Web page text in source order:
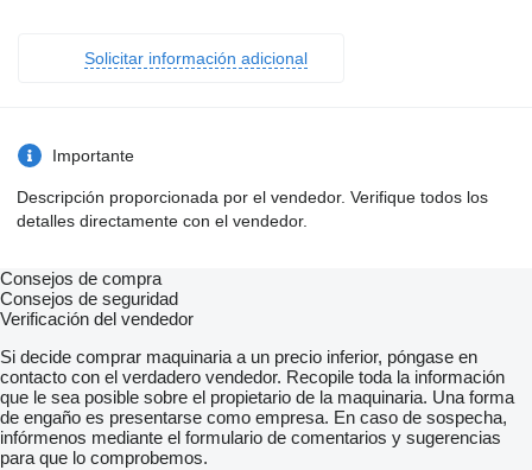
Solicitar información adicional
Importante
Descripción proporcionada por el vendedor. Verifique todos los
detalles directamente con el vendedor.
Consejos de compra
Consejos de seguridad
Verificación del vendedor
Si decide comprar maquinaria a un precio inferior, póngase en
contacto con el verdadero vendedor. Recopile toda la información
que le sea posible sobre el propietario de la maquinaria. Una forma
de engaño es presentarse como empresa. En caso de sospecha,
infórmenos mediante el formulario de comentarios y sugerencias
para que lo comprobemos.